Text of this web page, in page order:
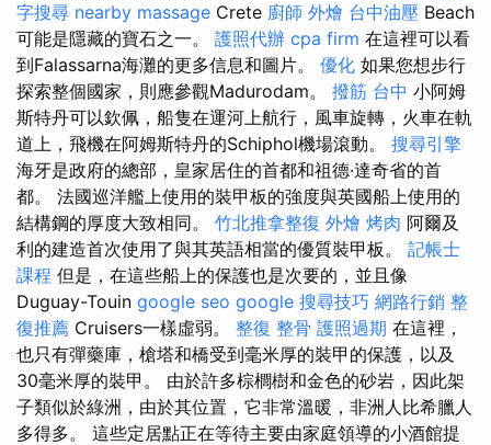
字搜尋 nearby massage Crete 廚師 外燴 台中油壓 Beach
可能是隱藏的寶石之一。 護照代辦 cpa firm 在這裡可以看
到Falassarna海灘的更多信息和圖片。 優化 如果您想步行
探索整個國家，則應參觀Madurodam。 撥筋 台中 小阿姆
斯特丹可以欽佩，船隻在運河上航行，風車旋轉，火車在軌
道上，飛機在阿姆斯特丹的Schiphol機場滾動。 搜尋引擎
海牙是政府的總部，皇家居住的首都和祖德·達奇省的首
都。 法國巡洋艦上使用的裝甲板的強度與英國船上使用的
結構鋼的厚度大致相同。 竹北推拿整復 外燴 烤肉 阿爾及
利的建造首次使用了與其英語相當的優質裝甲板。 記帳士
課程 但是，在這些船上的保護也是次要的，並且像
Duguay-Touin google seo google 搜尋技巧 網路行銷 整
復推薦 Cruisers一樣虛弱。 整復 整骨 護照過期 在這裡，
也只有彈藥庫，槍塔和橋受到毫米厚的裝甲的保護，以及
30毫米厚的裝甲。 由於許多棕櫚樹和金色的砂岩，因此架
子類似於綠洲，由於其位置，它非常溫暖，非洲人比希臘人
多得多。 這些定居點正在等待主要由家庭領導的小酒館提